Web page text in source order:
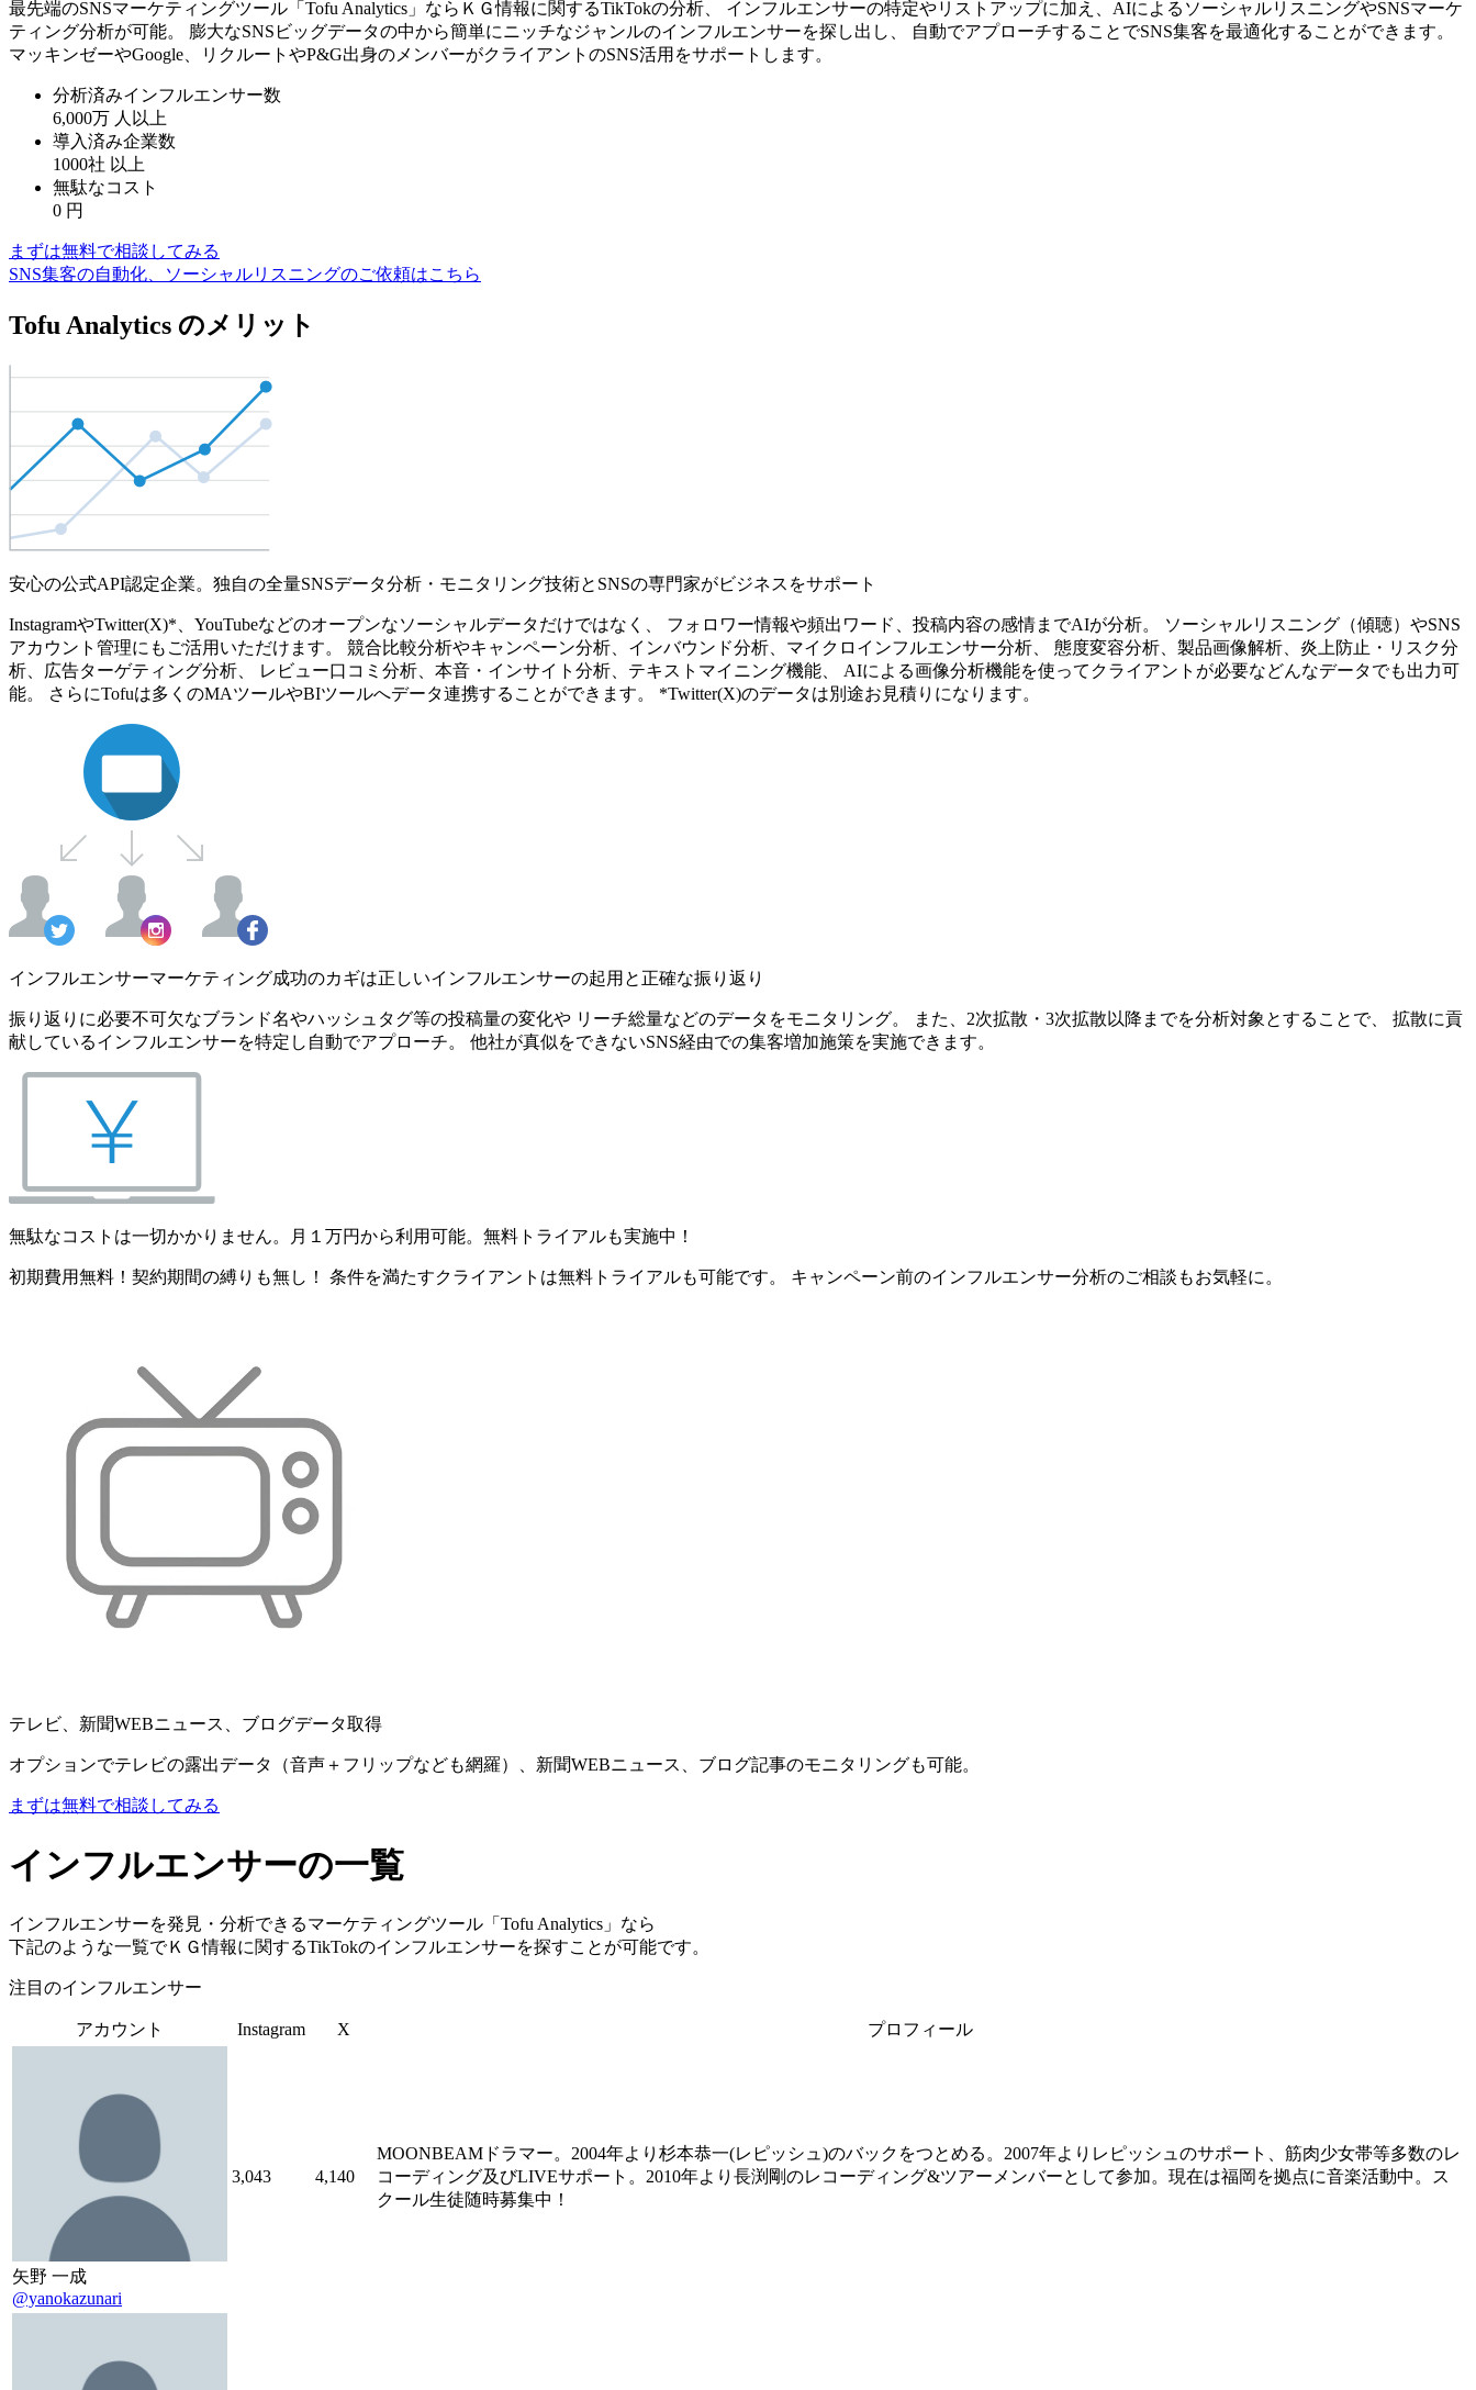
最先端のSNSマーケティングツール「Tofu Analytics」ならＫＧ情報に関するTikTokの分析、 インフルエンサーの特定やリストアップに加え、AIによるソーシャルリスニングやSNSマーケ
ティング分析が可能。 膨大なSNSビッグデータの中から簡単にニッチなジャンルのインフルエンサーを探し出し、 自動でアプローチすることでSNS集客を最適化することができます。
マッキンゼーやGoogle、リクルートやP&G出身のメンバーがクライアントのSNS活用をサポートします。
分析済みインフルエンサー数
6,000万 人以上
導入済み企業数
1000社 以上
無駄なコスト
0 円
まずは無料で相談してみる
SNS集客の自動化、ソーシャルリスニングのご依頼はこちら
Tofu Analytics のメリット
安心の公式API認定企業。独自の全量SNSデータ分析・モニタリング技術とSNSの専門家がビジネスをサポート
InstagramやTwitter(X)*、YouTubeなどのオープンなソーシャルデータだけではなく、 フォロワー情報や頻出ワード、投稿内容の感情までAIが分析。 ソーシャルリスニング（傾聴）やSNS
アカウント管理にもご活用いただけます。 競合比較分析やキャンペーン分析、インバウンド分析、マイクロインフルエンサー分析、 態度変容分析、製品画像解析、炎上防止・リスク分
析、広告ターゲティング分析、 レビュー口コミ分析、本音・インサイト分析、テキストマイニング機能、 AIによる画像分析機能を使ってクライアントが必要などんなデータでも出力可
能。 さらにTofuは多くのMAツールやBIツールへデータ連携することができます。 *Twitter(X)のデータは別途お見積りになります。
インフルエンサーマーケティング成功のカギは正しいインフルエンサーの起用と正確な振り返り
振り返りに必要不可欠なブランド名やハッシュタグ等の投稿量の変化や リーチ総量などのデータをモニタリング。 また、2次拡散・3次拡散以降までを分析対象とすることで、 拡散に貢
献しているインフルエンサーを特定し自動でアプローチ。 他社が真似をできないSNS経由での集客増加施策を実施できます。
無駄なコストは一切かかりません。月１万円から利用可能。無料トライアルも実施中！
初期費用無料！契約期間の縛りも無し！ 条件を満たすクライアントは無料トライアルも可能です。 キャンペーン前のインフルエンサー分析のご相談もお気軽に。
テレビ、新聞WEBニュース、ブログデータ取得
オプションでテレビの露出データ（音声＋フリップなども網羅）、新聞WEBニュース、ブログ記事のモニタリングも可能。
まずは無料で相談してみる
インフルエンサーの一覧
インフルエンサーを発見・分析できるマーケティングツール「Tofu Analytics」なら
下記のような一覧でＫＧ情報に関するTikTokのインフルエンサーを探すことが可能です。
注目のインフルエンサー
アカウント Instagram X プロフィール
矢野 一成
@yanokazunari
3,043 4,140
MOONBEAMドラマー。2004年より杉本恭一(レピッシュ)のバックをつとめる。2007年よりレピッシュのサポート、筋肉少女帯等多数のレ
コーディング及びLIVEサポート。2010年より長渕剛のレコーディング&ツアーメンバーとして参加。現在は福岡を拠点に音楽活動中。ス
クール生徒随時募集中！